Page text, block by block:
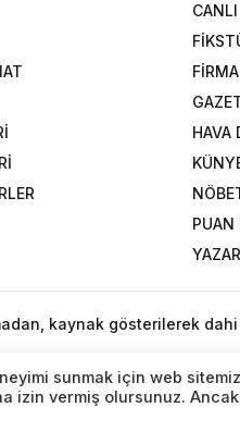
HAVA
PUAN
kaynak gösterilerek
sunmak için web
izin vermiş olursunuz.